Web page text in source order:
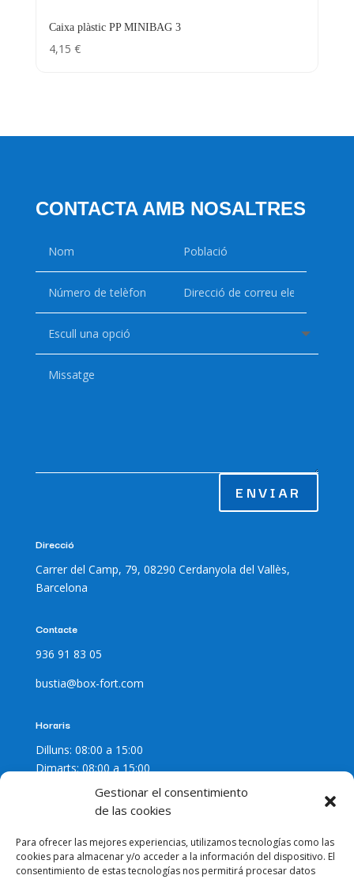
Gestionar el consentimiento
de las cookies
Para ofrecer las mejores experiencias, utilizamos tecnologías como las
cookies para almacenar y/o acceder a la información del dispositivo. El
consentimiento de estas tecnologías nos permitirá procesar datos
Caixa plàstic PP MINIBAG 3
4,15 €
CONTACTA AMB NOSALTRES
ENVIAR
Direcció
Carrer del Camp, 79, 08290 Cerdanyola del Vallès,
Barcelona
Contacte
936 91 83 05
bustia@box-fort.com
Horaris
Dilluns: 08:00 a 15:00
Dimarts: 08:00 a 15:00
Dimecres: 08:00 a 15:00
Dijous: 08:00 a 15:00
Dissabte: Tancat
Diumenge: Tancat